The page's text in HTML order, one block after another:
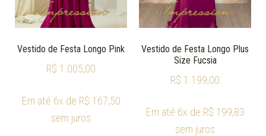
Vestido de Festa Longo Pink
R$ 1.005,00
Em até 6x de R$ 167,50
sem juros
Vestido de Festa Longo Plus
Size Fucsia
R$ 1.199,00
Em até 6x de R$ 199,83
sem juros